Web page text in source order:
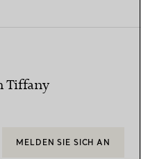
Tiffany
MELDEN SIE SICH AN